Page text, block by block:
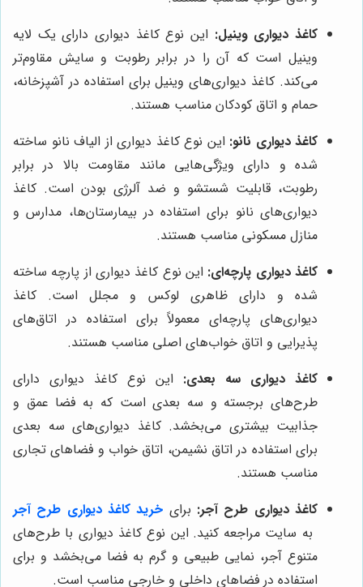
کاغذ دیواری وینیل: این نوع کاغذ دیواری دارای یک لایه
وینیل است که آن را در برابر رطوبت و سایش مقاوم‌تر
می‌کند. کاغذ دیواری‌های وینیل برای استفاده در آشپزخانه،
حمام و اتاق کودکان مناسب هستند.
کاغذ دیواری نانو: این نوع کاغذ دیواری از الیاف نانو ساخته
شده و دارای ویژگی‌هایی مانند مقاومت بالا در برابر
رطوبت، قابلیت شستشو و ضد آلرژی بودن است. کاغذ
دیواری‌های نانو برای استفاده در بیمارستان‌ها، مدارس و
منازل مسکونی مناسب هستند.
کاغذ دیواری پارچه‌ای: این نوع کاغذ دیواری از پارچه ساخته
شده و دارای ظاهری لوکس و مجلل است. کاغذ
دیواری‌های پارچه‌ای معمولاً برای استفاده در اتاق‌های
پذیرایی و اتاق خواب‌های اصلی مناسب هستند.
کاغذ دیواری سه بعدی: این نوع کاغذ دیواری دارای
طرح‌های برجسته و سه بعدی است که به فضا عمق و
جذابیت بیشتری می‌بخشد. کاغذ دیواری‌های سه بعدی
برای استفاده در اتاق نشیمن، اتاق خواب و فضاهای تجاری
مناسب هستند.
کاغذ دیواری طرح آجر: برای خرید کاغذ دیواری طرح آجر
به سایت مراجعه کنید. این نوع کاغذ دیواری با طرح‌های
متنوع آجر، نمایی طبیعی و گرم به فضا می‌بخشد و برای
استفاده در فضاهای داخلی و خارجی مناسب است.